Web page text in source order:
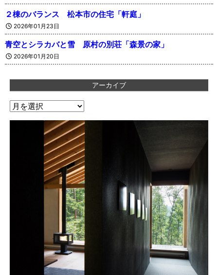
２棟のバランス 松本市の住宅「軒庭」
2026年01月23日
青空とシラカバと雪 原村の別荘「森景の家」
2026年01月20日
アーカイブ
ア